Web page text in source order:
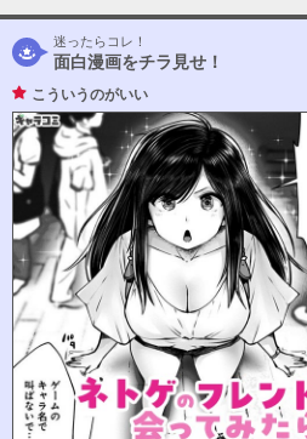
迷ったらコレ！
面白漫画をチラ見せ！
こういうのがいい